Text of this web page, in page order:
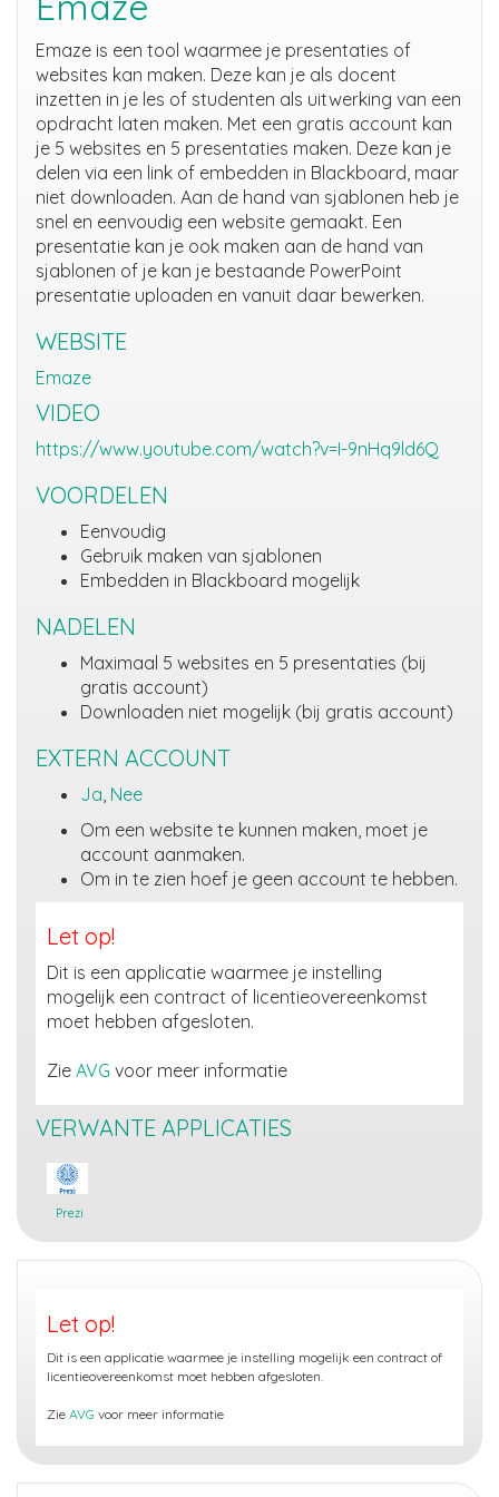
Emaze is een tool waarmee je presentaties of
websites kan maken. Deze kan je als docent
inzetten in je les of studenten als uitwerking van een
opdracht laten maken. Met een gratis account kan
je 5 websites en 5 presentaties maken. Deze kan je
delen via een link of embedden in Blackboard, maar
niet downloaden. Aan de hand van sjablonen heb je
snel en eenvoudig een website gemaakt. Een
presentatie kan je ook maken aan de hand van
sjablonen of je kan je bestaande PowerPoint
presentatie uploaden en vanuit daar bewerken.
WEBSITE
Emaze
VIDEO
https://www.youtube.com/watch?v=I-9nHq9ld6Q
VOORDELEN
Eenvoudig
Gebruik maken van sjablonen
Embedden in Blackboard mogelijk
NADELEN
Maximaal 5 websites en 5 presentaties (bij
gratis account)
Downloaden niet mogelijk (bij gratis account)
EXTERN ACCOUNT
Ja, Nee
Om een website te kunnen maken, moet je
account aanmaken.
Om in te zien hoef je geen account te hebben.
Let op!
Dit is een applicatie waarmee je instelling
mogelijk een contract of licentieovereenkomst
moet hebben afgesloten.
Zie AVG voor meer informatie
VERWANTE APPLICATIES
Prezi
Let op!
Dit is een applicatie waarmee je instelling mogelijk een contract of
licentieovereenkomst moet hebben afgesloten.
Zie AVG voor meer informatie